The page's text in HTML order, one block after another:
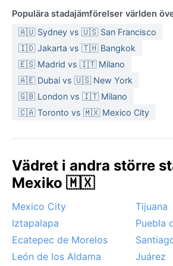
Populära stadajämförelser världen
🇦🇺 Sydney vs 🇺🇸 San Francisco
🇮🇩 Jakarta vs 🇹🇭 Bangkok
🇪🇸 Madrid vs 🇮🇹 Milano
🇦🇪 Dubai vs 🇺🇸 New York
🇬🇧 London vs 🇮🇹 Milano
🇨🇦 Toronto vs 🇲🇽 Mexico City
Vädret i andra större
Mexiko 🇲🇽
Mexico City
Tijuana
Iztapalapa
Puebla
Ecatepec de Morelos
León de los Aldama
Juárez